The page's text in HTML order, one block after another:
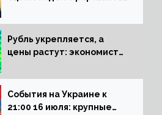
блокадникам
Рубль укрепляется, а
цены растут: экономист
падающего доллара на
рынок РФ
События на Украине к
21:00 16 июля: крупные